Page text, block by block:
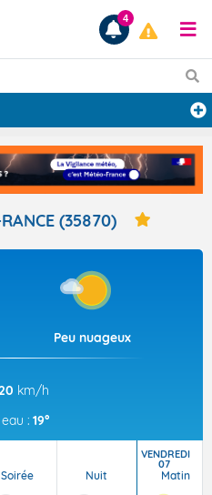
4
(35870)
Peu nuageux
km/h
eau : 19°
Soirée Nuit
VENDREDI
07
Matin